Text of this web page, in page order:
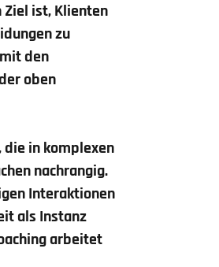
Ziel ist, Klienten
zu
den
oben
die in komplexen
nachrangig.
Interaktionen
als Instanz
arbeitet